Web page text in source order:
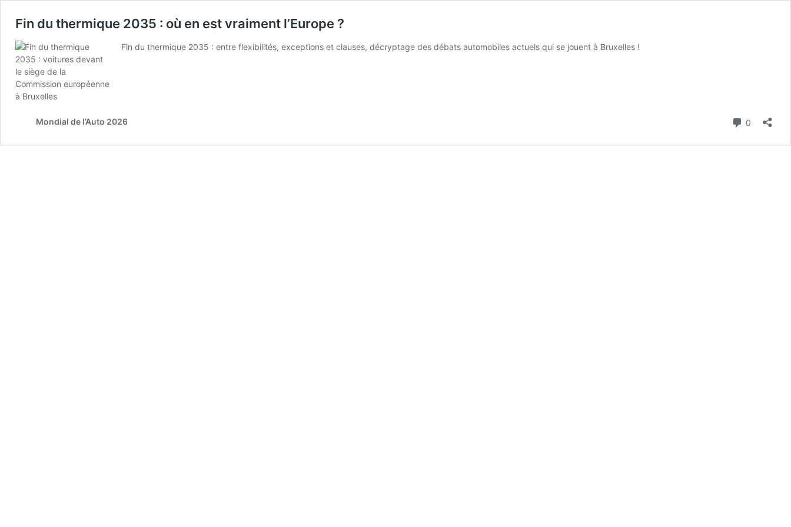
Fin du thermique 2035 : où en est vraiment l’Europe ?
Fin du thermique 2035 : entre flexibilités, exceptions et clauses, décryptage des débats automobiles actuels qui se jouent à Bruxelles !
Mondial de l’Auto 2026 0